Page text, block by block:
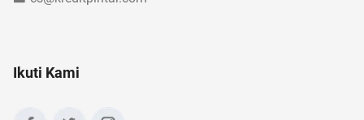
Ikuti Kami